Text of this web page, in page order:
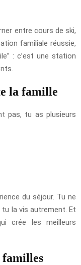
entre cours de ski,
familiale réussie,
: c’est une station
la famille
pas, tu as plusieurs
du séjour. Tu ne
la vis autrement. Et
crée les meilleurs
familles